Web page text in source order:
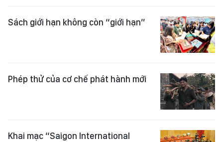
Sách giới hạn không còn “giới hạn”
Phép thử của cơ chế phát hành mới
Khai mạc “Saigon International